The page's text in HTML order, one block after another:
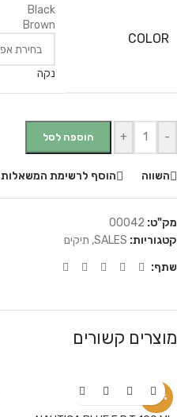
COLOR
Black
Brown
נקה
-
+ הוספה לסל
השווה הוסף לרשימת המשאלות
מק"ט: 00042
קטגוריות: SALES
, תיקים
שתף:
מוצרים קשורים
-42%